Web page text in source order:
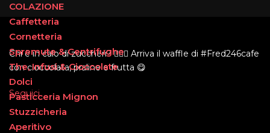
COLAZIONE
Caffetteria
Cornetteria
Spremute & Centrifughe
The, Infusi & Cioccolate
Dolci
Pasticceria Mignon
Stuzzicheria
Aperitivo
Chi è in calo di zuccheri? 🙋🏻‍♂️ Arriva il waffle di #Fred246cafe
con cioccolata, praline e frutta 😋
Seguici